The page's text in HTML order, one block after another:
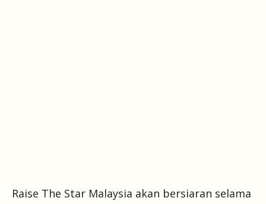
Raise The Star Malaysia akan bersiaran selama